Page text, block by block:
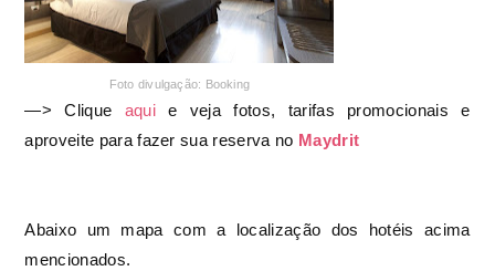
Foto divulgação: Booking
—> Clique aquie veja fotos, tarifas promocionais e
aproveite para fazer sua reserva no Maydrit
Abaixo um mapa com a localização dos hotéis acima
mencionados.